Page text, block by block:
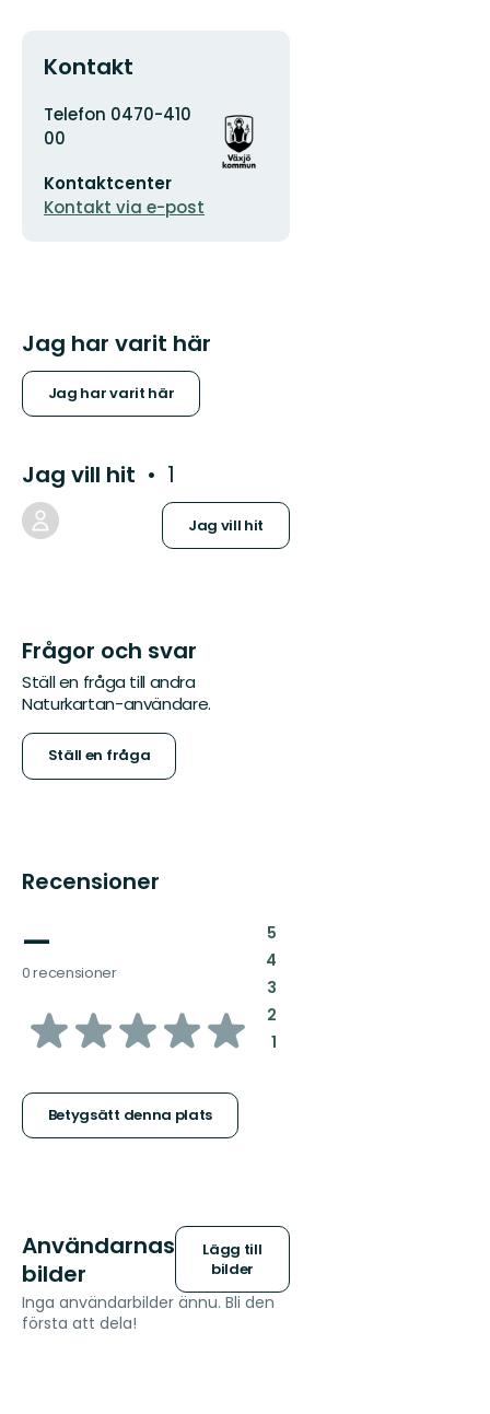
Kontakt
Adress
Telefon 0470-410
00
postadress
Kontaktcenter
Kontakt via e-post
Organisationens
logotyp
Jag har varit här
Jag har varit här
Jag vill hit 1
Jag vill hit
Frågor och svar
Ställ en fråga till andra
Naturkartan-användare.
Ställ en fråga
Recensioner
—
0 recensioner
av
stjärnor
Betygsätt denna plats
5:
4:
3:
2:
1:
Användarnas
bilder
Lägg till
bilder
Inga användarbilder ännu. Bli den
första att dela!